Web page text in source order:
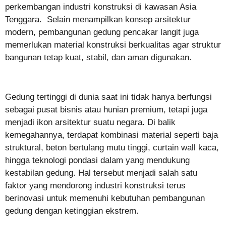
perkembangan industri konstruksi di kawasan Asia
Tenggara. Selain menampilkan konsep arsitektur
modern, pembangunan gedung pencakar langit juga
memerlukan material konstruksi berkualitas agar struktur
bangunan tetap kuat, stabil, dan aman digunakan.
Gedung tertinggi di dunia saat ini tidak hanya berfungsi
sebagai pusat bisnis atau hunian premium, tetapi juga
menjadi ikon arsitektur suatu negara. Di balik
kemegahannya, terdapat kombinasi material seperti baja
struktural, beton bertulang mutu tinggi, curtain wall kaca,
hingga teknologi pondasi dalam yang mendukung
kestabilan gedung. Hal tersebut menjadi salah satu
faktor yang mendorong industri konstruksi terus
berinovasi untuk memenuhi kebutuhan pembangunan
gedung dengan ketinggian ekstrem.